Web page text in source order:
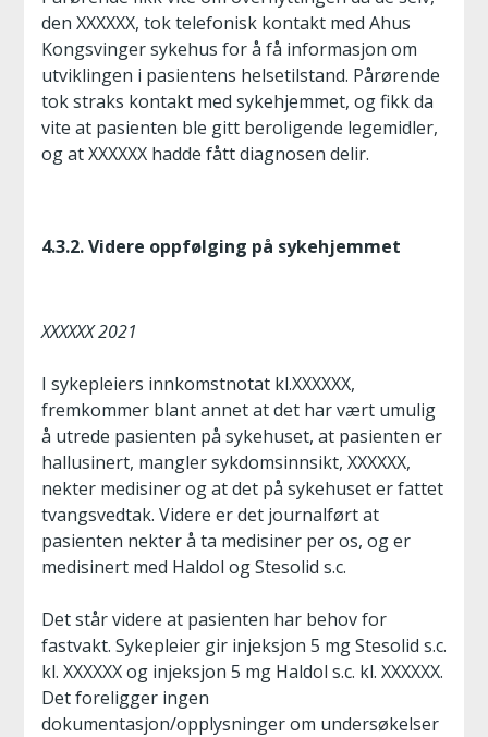
den XXXXXX, tok telefonisk kontakt med Ahus
Kongsvinger sykehus for å få informasjon om
utviklingen i pasientens helsetilstand. Pårørende
tok straks kontakt med sykehjemmet, og fikk da
vite at pasienten ble gitt beroligende legemidler,
og at XXXXXX hadde fått diagnosen delir.
4.3.2. Videre oppfølging på sykehjemmet
XXXXXX 2021
I sykepleiers innkomstnotat kl.XXXXXX,
fremkommer blant annet at det har vært umulig
å utrede pasienten på sykehuset, at pasienten er
hallusinert, mangler sykdomsinnsikt, XXXXXX,
nekter medisiner og at det på sykehuset er fattet
tvangsvedtak. Videre er det journalført at
pasienten nekter å ta medisiner per os, og er
medisinert med Haldol og Stesolid s.c.
Det står videre at pasienten har behov for
fastvakt. Sykepleier gir injeksjon 5 mg Stesolid s.c.
kl. XXXXXX og injeksjon 5 mg Haldol s.c. kl. XXXXXX.
Det foreligger ingen
dokumentasjon/opplysninger om undersøkelser